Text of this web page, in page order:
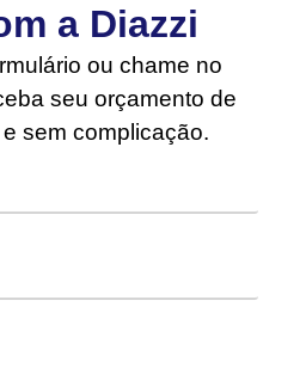
a Diazzi
ou chame no
seu orçamento de
sem complicação.